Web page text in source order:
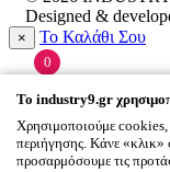
Designed &
× Το Καλάθι Σου
0
To industry9.gr
Χρησιμοποιούμε
περιήγησης. Κάνε
προσαρμόσουμε τις